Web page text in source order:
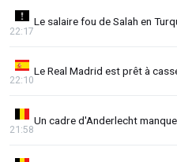
Le salaire fou de Salah en
22:17
Le Real Madrid est prêt à
22:10
Un cadre d'Anderlecht
21:58